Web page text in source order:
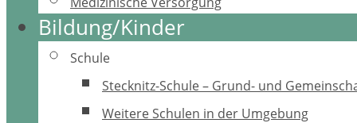
Bildung/Kinder
Schule
Stecknitz-Schule – Grund- und
Weitere Schulen in der Umgebung